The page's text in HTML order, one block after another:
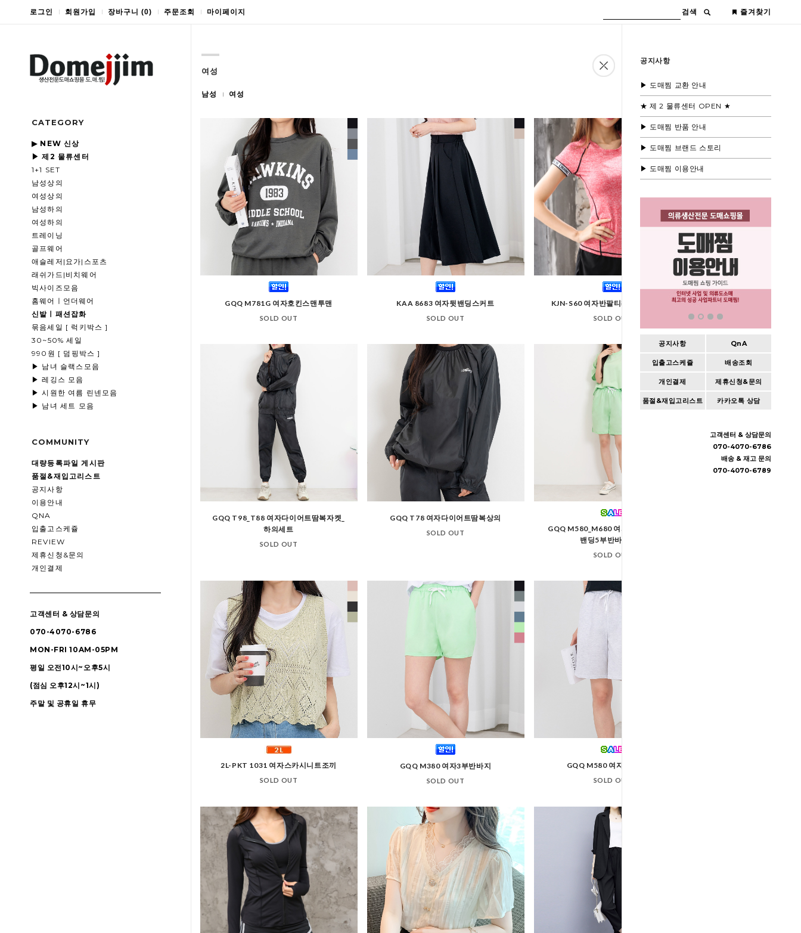
로그인 회원가입 장바구니 (0) 주문조회 마이페이지 검색 즐겨찾기
CATEGORY
▶ NEW 신상
▶ 제2 물류센터
1+1 SET
남성상의
여성상의
남성하의
여성하의
트레이닝
골프웨어
애슬레저|요가|스포츠
래쉬가드|비치웨어
빅사이즈모음
홈웨어ㅣ언더웨어
신발ㅣ패션잡화
묶음세일 [ 럭키박스 ]
30~50% 세일
990원 [ 덤핑박스 ]
▶ 남녀 슬랙스모음
▶ 레깅스 모음
▶ 시원한 여름 린넨모음
▶ 남녀 세트 모음
COMMUNITY
대량등록파일 게시판
품절&재입고리스트
공지사항
이용안내
QNA
입출고스케쥴
REVIEW
제휴신청&문의
개인결제
고객센터 & 상담문의
070-4070-6786
MON-FRI 10AM-05PM
평일 오전10시~오후5시
(점심 오후12시~1시)
주말 및 공휴일 휴무
공지사항
▶ 도매찜 교환 안내
★ 제 2 물류센터 OPEN ★
▶ 도매찜 반품 안내
▶ 도매찜 브랜드 스토리
▶ 도매찜 이용안내
공지사항 QnA
입출고스케쥴 배송조회
개인결제 제휴신청&문의
품절&재입고리스트 카카오톡 상담
고객센터 & 상담문의
070-4070-6786
배송 & 재고 문의
070-4070-6789
여성
남성 여성
GQQ M781G 여자호킨스맨투맨
SOLD OUT
KAA 8683 여자뒷밴딩스커트
SOLD OUT
KJN-S60 여자반팔티레쉬가드요가복
SOLD OUT
GQQ T88 여자다이어
GQQ T98_T88 여자다이어트땀복자켓_
하의세트
SOLD OUT
GQQ T78 여자다이어트땀복상의
SOLD OUT
GQQ M580_M680 여자오버핏반팔티_
밴딩5부반바지세트
SOLD OUT
2L-PKT 1031 여자스카시니트조끼
SOLD OUT
GQQ M380 여자3부반바지
SOLD OUT
GQQ M580 여자5부반바지
SOLD OUT